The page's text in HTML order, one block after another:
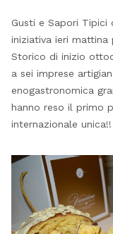
Gusti e Sapori Tipici
iniziativa ieri mattina
Storico di inizio
a sei imprese
enogastronomica
hanno reso il primo
internazionale unica!!